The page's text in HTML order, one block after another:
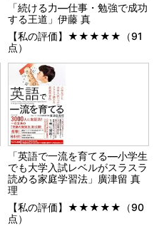
「続ける力―仕事・勉強で成功
する王道」伊藤 真
【私の評価】★★★★★（91
点）
「英語で一流を育てる―小学生
でも大学入試レベルがスラスラ
読める家庭学習法」廣津留 真
理
【私の評価】★★★★★（90
点）